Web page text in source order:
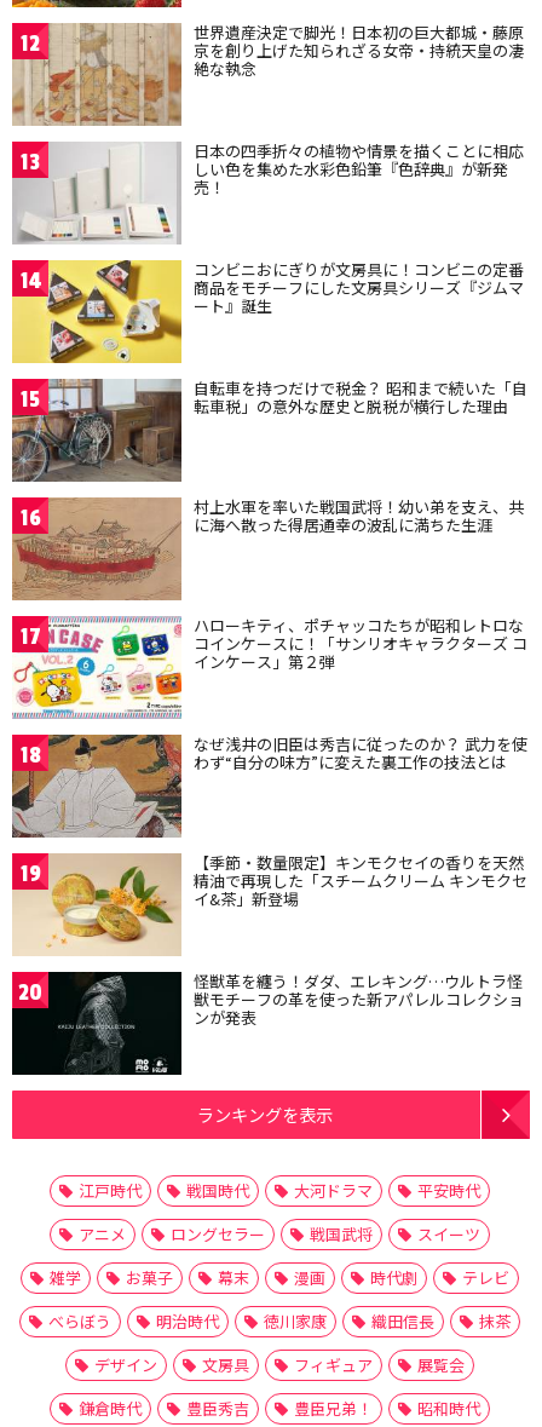
12 世界遺産決定で脚光！日本初の巨大都城・藤原
京を創り上げた知られざる女帝・持統天皇の凄
絶な執念
13 日本の四季折々の植物や情景を描くことに相応
しい色を集めた水彩色鉛筆『色辞典』が新発
売！
14 コンビニおにぎりが文房具に！コンビニの定番
商品をモチーフにした文房具シリーズ『ジムマ
ート』誕生
15 自転車を持つだけで税金？ 昭和まで続いた「自
転車税」の意外な歴史と脱税が横行した理由
16 村上水軍を率いた戦国武将！幼い弟を支え、共
に海へ散った得居通幸の波乱に満ちた生涯
17 ハローキティ、ポチャッコたちが昭和レトロな
コインケースに！「サンリオキャラクターズ コ
インケース」第２弾
18 なぜ浅井の旧臣は秀吉に従ったのか？ 武力を使
わず“自分の味方”に変えた裏工作の技法とは
19 【季節・数量限定】キンモクセイの香りを天然
精油で再現した「スチームクリーム キンモクセ
イ&茶」新登場
20 怪獣革を纏う！ダダ、エレキング…ウルトラ怪
獣モチーフの革を使った新アパレルコレクショ
ンが発表
ランキングを表示
江戸時代 戦国時代 大河ドラマ
平安時代
アニメ
ロングセラー 戦国武将
スイーツ
雑学
お菓子 幕末 漫画 時代劇
テレビ
べらぼう
明治時代 徳川家康 織田信長
抹茶
デザイン
文房具 フィギュア
展覧会
鎌倉時代
豊臣秀吉 豊臣兄弟！
昭和時代